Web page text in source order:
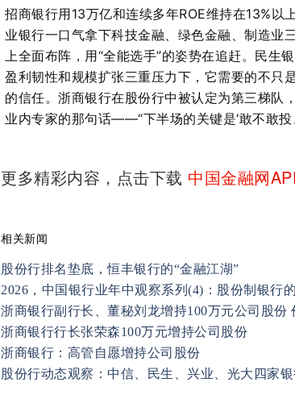
招商银行用13万亿和连续多年ROE维持在13%以
业银行一口气拿下科技金融、绿色金融、制造业
上全面布阵，用“全能选手”的姿势在追赶。民生
盈利韧性和规模扩张三重压力下，它需要的不只
的信任。浙商银行在股份行中被认定为第三梯队
业内专家的那句话——“下半场的关键是‘敢不敢投
更多精彩内容，点击下载 中国金融网
相关新闻
股份行排名垫底，恒丰银行的“金融江湖”
2026，中国银行业年中观察系列(4)：股份制银行
浙商银行副行长、董秘刘龙增持100万元公司股份
浙商银行行长张荣森100万元增持公司股份
浙商银行：高管自愿增持公司股份
股份行动态观察：中信、民生、兴业、光大四家